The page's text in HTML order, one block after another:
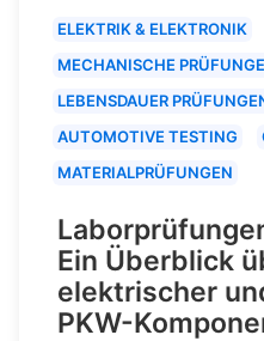
ELEKTRIK & ELEKTRONIK
MECHANISCHE
LEBENSDAUER
AUTOMOTIVE TESTING
MATERIALPRÜFUNGEN
Ein Überblick
elektrischer
PKW-